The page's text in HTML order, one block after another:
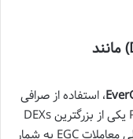
خرید در صرافی های غیرمتمرکز (DEXs) مانند
، استفاده از صرافی
های غیرمتمرکز (DEXs) است. PancakeSwap یکی از بزرگترین DEXs
در شبکه BNB Chain است و اغلب محل اصلی معاملات EGC به شمار